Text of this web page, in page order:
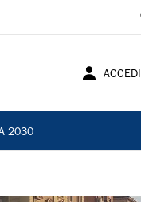
ACCEDI
2030